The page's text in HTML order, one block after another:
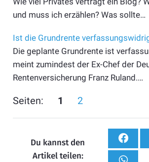
und muss ich erzählen? Was sollte…
Ist die Grundrente
Die geplante Grundrente ist
meint zumindest der Ex-Chef der
Rentenversicherung Franz Ruland.…
Seiten: 1 2
Du kannst den
Artikel teilen: